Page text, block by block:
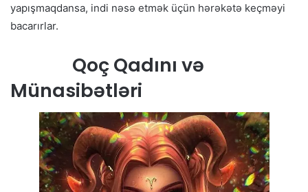
yapışmaqdansa, indi nəsə etmək üçün hərəkətə keçməyi
bacarırlar.
Qoç Qadını və
Münasibətləri